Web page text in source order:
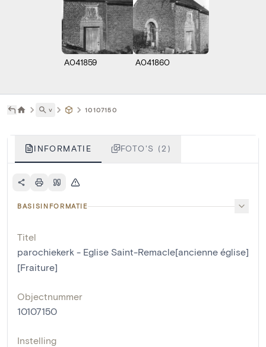
A041859 A041860
˅ 10107150
INFORMATIE FOTO'S (2)
BASISINFORMATIE
Titel
parochiekerk - Eglise Saint-Remacle[ancienne église]
[Fraiture]
Objectnummer
10107150
Instelling